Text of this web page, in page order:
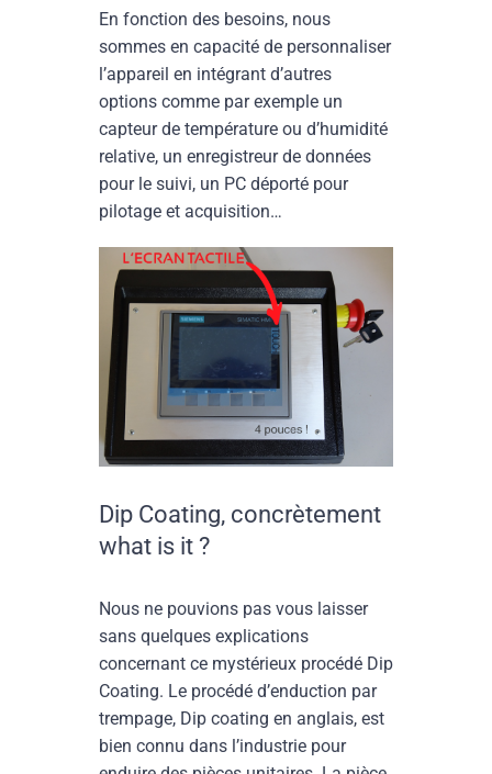
En fonction des besoins, nous
sommes en capacité de personnaliser
l’appareil en intégrant d’autres
options comme par exemple un
capteur de température ou d’humidité
relative, un enregistreur de données
pour le suivi, un PC déporté pour
pilotage et acquisition…
Dip Coating, concrètement
what is it ?
Nous ne pouvions pas vous laisser
sans quelques explications
concernant ce mystérieux procédé Dip
Coating. Le procédé d’enduction par
trempage, Dip coating en anglais, est
bien connu dans l’industrie pour